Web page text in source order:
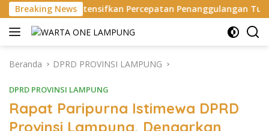
Langsung
ke
konten
Breaking News
Percepatan Penanggulangan Tuberkulosis di
Beranda DPRD PROVINSI LAMPUNG
DPRD PROVINSI LAMPUNG
Rapat Paripurna Istimewa DPRD
Provinsi Lampung, Dengarkan